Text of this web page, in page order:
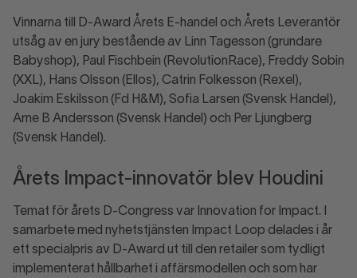
Vinnarna till D-Award Årets E-handel och Årets Leverantör
utsåg av en jury bestående av Linn Tagesson (grundare
Babyshop), Paul Fischbein (RevolutionRace), Freddy Sobin
(XXL), Hans Olsson (Ellos), Catrin Folkesson (Rexel),
Joakim Eskilsson (Fd H&M), Sofia Larsen (Svensk Handel),
Arne B Andersson (Svensk Handel) och Per Ljungberg
(Svensk Handel).
Årets Impact-innovatör blev Houdini
Temat för årets D-Congress var Innovation for Impact. I
samarbete med nyhetstjänsten Impact Loop delades i år
ett specialpris av D-Award ut till den retailer som tydligt
implementerat hållbarhet i affärsmodellen och som har